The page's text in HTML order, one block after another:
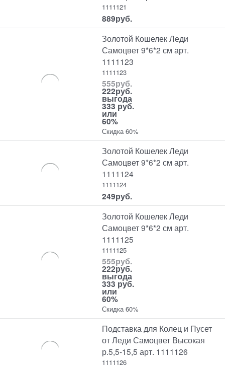
1111121
889руб.
Золотой Кошелек Леди
Самоцвет 9*6*2 см арт.
1111123
1111123
555руб.
222руб.
выгода
333 руб.
или
60%
Скидка 60%
Золотой Кошелек Леди
Самоцвет 9*6*2 см арт.
1111124
1111124
249руб.
Золотой Кошелек Леди
Самоцвет 9*6*2 см арт.
1111125
1111125
555руб.
222руб.
выгода
333 руб.
или
60%
Скидка 60%
Подставка для Колец и Пусет
от Леди Самоцвет Высокая
р.5,5-15,5 арт. 1111126
1111126